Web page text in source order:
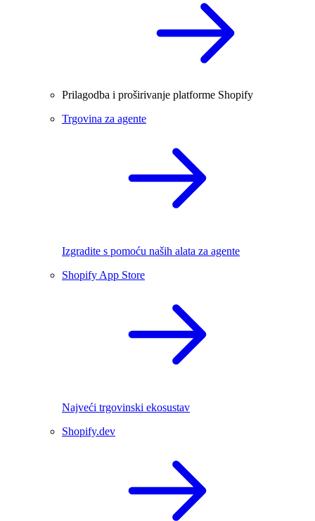
Prilagodba i proširivanje platforme Shopify
Trgovina za agente
Izgradite s pomoću naših alata za agente
Shopify App Store
Najveći trgovinski ekosustav
Shopify.dev